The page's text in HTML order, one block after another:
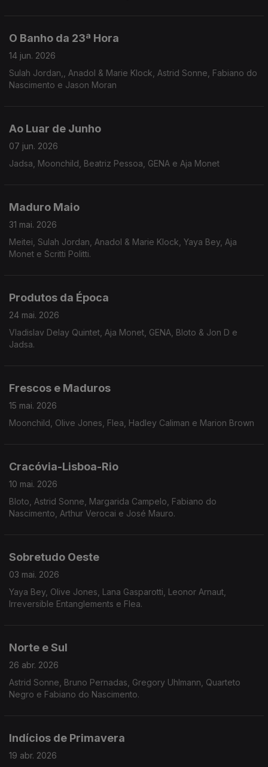
O Banho da 23ª Hora
14 jun. 2026
Sulah Jordan,, Anadol & Marie Klock, Astrid Sonne, Fabiano do
Nascimento e Jason Moran
Ao Luar de Junho
07 jun. 2026
Jadsa, Moonchild, Beatriz Pessoa, GENA e Aja Monet
Maduro Maio
31 mai. 2026
Meitei, Sulah Jordan, Anadol & Marie Klock, Yaya Bey, Aja
Monet e Scritti Politti.
Produtos da Época
24 mai. 2026
Vladislav Delay Quintet, Aja Monet, GENA, Bloto & Jon D e
Jadsa.
Frescos e Maduros
15 mai. 2026
Moonchild, Olive Jones, Flea, Hadley Caliman e Marion Brown
Cracóvia-Lisboa-Rio
10 mai. 2026
Bloto, Astrid Sonne, Margarida Campelo, Fabiano do
Nascimento, Arthur Verocai e José Mauro.
Sobretudo Oeste
03 mai. 2026
Yaya Bey, Olive Jones, Lana Gasparotti, Leonor Arnaut,
Irreversible Entanglements e Flea.
Norte e Sul
26 abr. 2026
Astrid Sonne, Bruno Pernadas, Gregory Uhlmann, Quarteto
Negro e Fabiano do Nascimento.
Indícios de Primavera
19 abr. 2026